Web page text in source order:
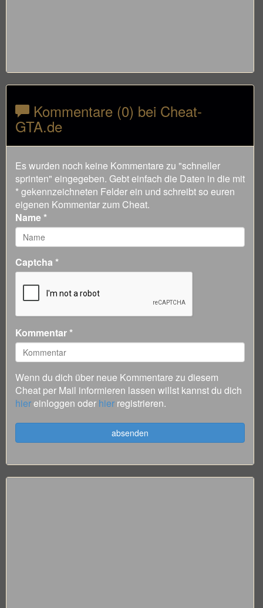
Kommentare (0) bei Cheat-
GTA.de
Es wurden noch keine Kommentare zu "schneller
sprinten" eingegeben. Gebt einfach die Daten in die mit
* gekennzeichneten Felder ein und schreibt so euren
eigenen Kommentar zum Cheat.
Name *
Captcha *
Kommentar *
Wenn du dich über neue Kommentare zu diesem
Cheat per Mail informieren lassen willst kannst du dich
hiereinloggen oder hier registrieren.
absenden